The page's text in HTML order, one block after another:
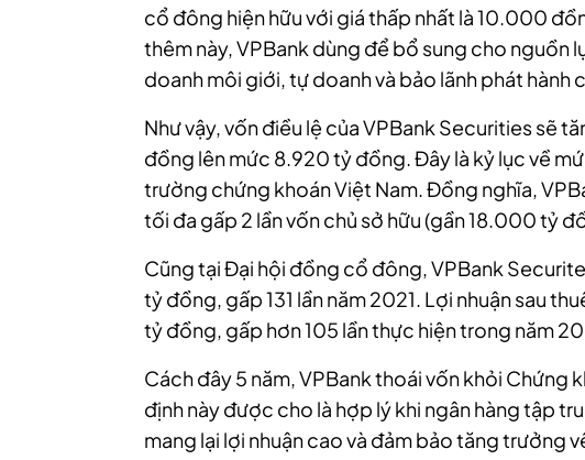
cổ đông hiện hữu với giá thấp nhất là 10.000
thêm này, VPBank dùng để bổ sung cho nguồn
doanh môi giới, tự doanh và bảo lãnh phát hành
Như vậy, vốn điều lệ của VPBank Securities sẽ
đồng lên mức 8.920 tỷ đồng. Đây là kỷ lục về
trường chứng khoán Việt Nam. Đồng nghĩa,
tối đa gấp 2 lần vốn chủ sở hữu (gần 18.000 tỷ
Cũng tạiĐại hội đồng cổ đông, VPBank
tỷ đồng, gấp 131 lần năm 2021. Lợi nhuận sau
tỷ đồng, gấp hơn 105 lần thực hiện trong năm
Cách đây 5 năm, VPBank thoái vốn khỏi Chứng
định này được cho là hợp lý khi ngân hàng tập
mang lại lợi nhuận cao và đảm bảo tăng trưởng